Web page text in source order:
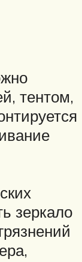
тентом,
зеркало